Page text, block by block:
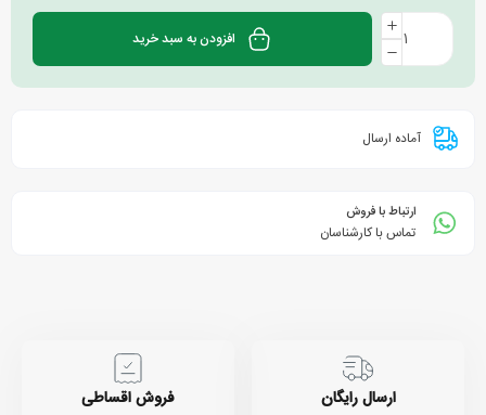
افزودن به سبد خرید
آماده ارسال
ارتباط با فروش
تماس با کارشناسان
ارسال رایگان فروش اقساطی